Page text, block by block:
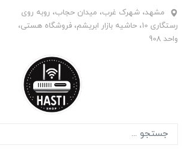
مشهد، شهرک غرب، میدان حجاب، روبه روی
رستگاری 10، حاشیه بازار ابریشم، فروشگاه هستی،
واحد 908